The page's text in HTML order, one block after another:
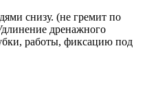
снизу. (не гремит по
дренажного
работы, фиксацию под